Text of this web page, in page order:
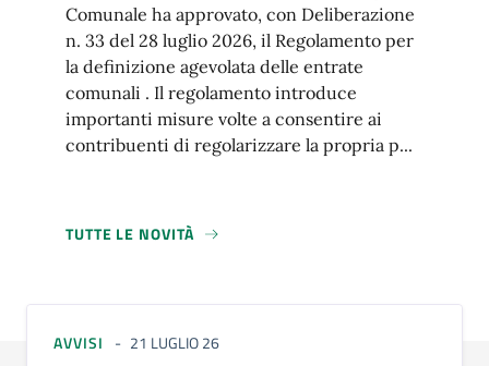
Comunale ha approvato, con Deliberazione
n. 33 del 28 luglio 2026, il Regolamento per
la definizione agevolata delle entrate
comunali . Il regolamento introduce
importanti misure volte a consentire ai
contribuenti di regolarizzare la propria p...
TUTTE LE NOVITÀ
AVVISI 21 LUGLIO 26